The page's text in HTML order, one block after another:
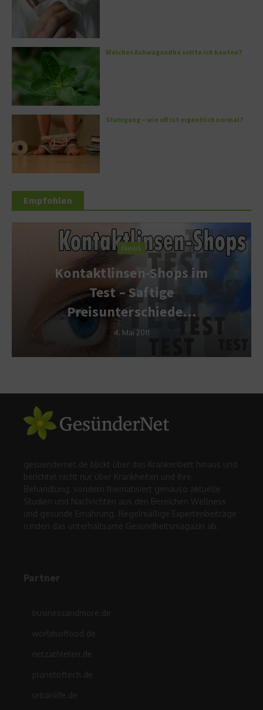
Welches Ashwagandha sollte ich kaufen?
Stuhlgang – wie oft ist eigentlich normal?
Empfohlen
News
Kontaktlinsen-Shops im
Test – Saftige
Preisunterschiede…
4. Mai 2011
gesuendernet.de blickt über das Krankenbett hinaus und
berichtet nicht nur über Krankheiten und ihre
Behandlung, sondern thematisiert genauso aktuelle
Studien und Nachrichten aus den Bereichen Wellness
und gesunde Ernährung. Regelmäßige Expertenbeiträge
runden das unterhaltsame Gesundheitsmagazin ab.
Partner
businessandmore.de
worldsoffood.de
netzathleten.de
planetoftech.de
urbanlife.de